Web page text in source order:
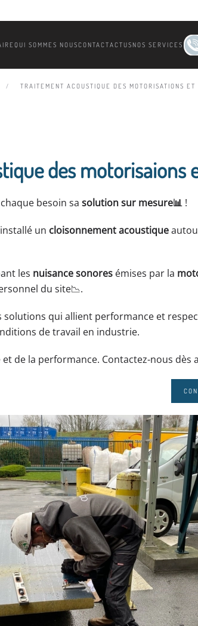
QUI SOMMES NOUSCONTACTACTUS NOS SERVICES
TRAITEMENT ACOUSTIQUE DES MOTORISATIONS
des
besoin sa solution sur mesure📊 !
un cloisonnement acoustique
les nuisance sonores émises par la
du site📉.
qui allient performance et
de travail en industrie.
de la performance. Contactez-nous